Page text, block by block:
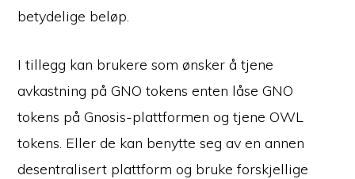
betydelige beløp.
I tillegg kan brukere som ønsker å tjene
avkastning på GNO tokens enten låse GNO
tokens på Gnosis-plattformen og tjene OWL
tokens. Eller de kan benytte seg av en annen
desentralisert plattform og bruke forskjellige